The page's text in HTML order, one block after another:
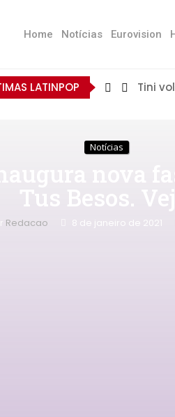
Home Notícias Eurovision
LATINPOP Tini
Notícias
Tus Besos.
Redacao 8 de janeiro de 2021